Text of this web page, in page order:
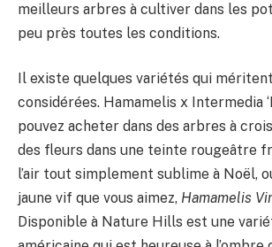
meilleurs arbres à cultiver dans les
peu près toutes les conditions.
Il existe quelques variétés qui
considérées. Hamamelis x Intermedia
pouvez acheter dans des arbres à
des fleurs dans une teinte rougeâtre
l’air tout simplement sublime à Noël,
jaune vif que vous aimez, Hamamelis
Disponible à Nature Hills est une